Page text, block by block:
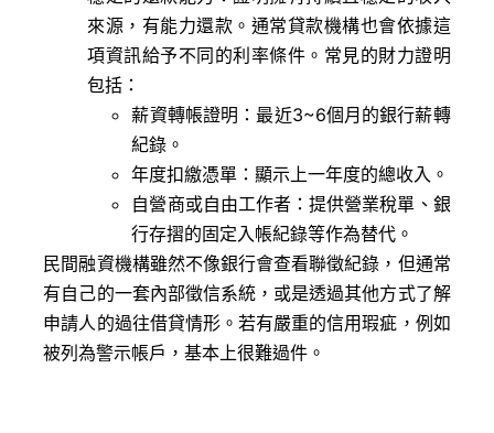
來源，有能力還款。通常貸款機構也會依據這
項資訊給予不同的利率條件。常見的財力證明
包括：
薪資轉帳證明：最近3~6個月的銀行薪轉
紀錄。
年度扣繳憑單：顯示上一年度的總收入。
自營商或自由工作者：提供營業稅單、銀
行存摺的固定入帳紀錄等作為替代。
民間融資機構雖然不像銀行會查看聯徵紀錄，但通常
有自己的一套內部徵信系統，或是透過其他方式了解
申請人的過往借貸情形。若有嚴重的信用瑕疵，例如
被列為警示帳戶，基本上很難過件。